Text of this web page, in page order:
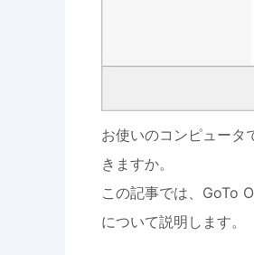
お使いのコンピュータ
きますか。
この記事では、GoTo
について説明します。